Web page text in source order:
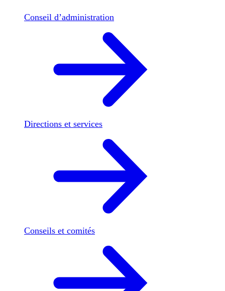
Conseil d’administration
Directions et services
Conseils et comités